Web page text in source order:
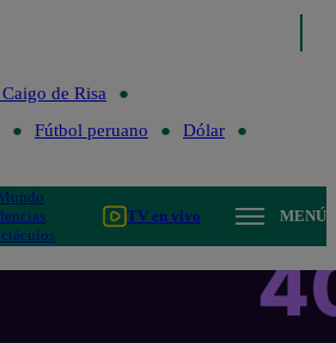
de Risa
Fútbol peruano
Dólar
TV en vivo MENÚ